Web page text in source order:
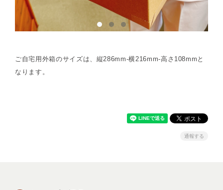
ご自宅用外箱のサイズは、縦286mm-横216mm-高さ108mmと
なります。
通報する